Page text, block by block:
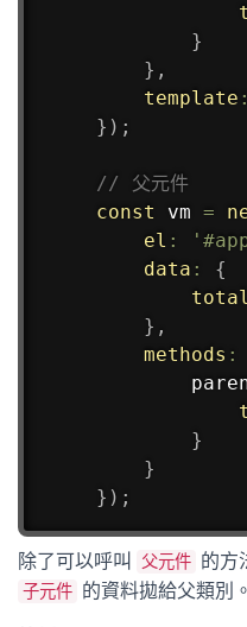
}
} ,
template :
} ) ;
// 父元件
const vm =
el :
data :
{
total
} ,
methods :
}
}
} ) ;
除了可以呼叫 父元件 的方
子元件 的資料拋給父類別。